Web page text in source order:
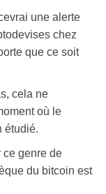
une alerte
chez
que ce soit
cela ne
où le
étudié.
ce genre de
du bitcoin est